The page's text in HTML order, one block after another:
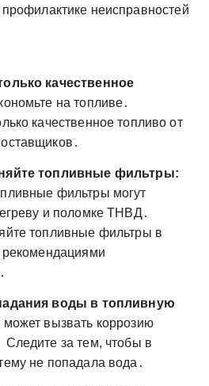
неисправностей
качественное
на топливе․
качественное топливо от
топливные фильтры:
фильтры могут
и поломке ТНВД․
топливные фильтры в
рекомендациями
воды в топливную
может вызвать коррозию
за тем, чтобы в
не попадала вода․